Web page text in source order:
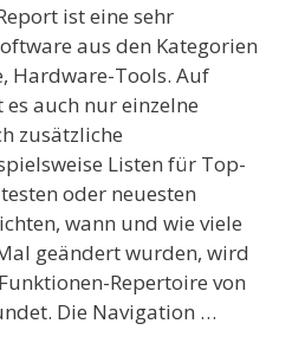
ist eine sehr
aus den Kategorien
Hardware-Tools. Auf
auch nur einzelne
zusätzliche
Listen für Top-
oder neuesten
wann und wie viele
geändert wurden, wird
Repertoire von
Die Navigation …